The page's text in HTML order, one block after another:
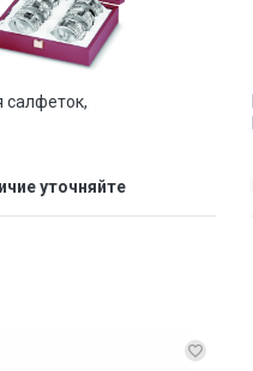
салфеток,
уточняйте